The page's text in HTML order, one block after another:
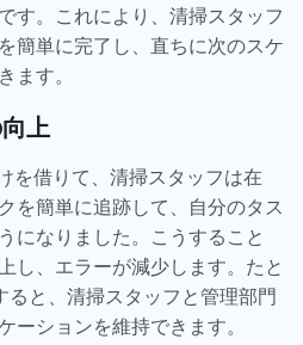
す。これにより、清掃スタッフ
簡単に完了し、直ちに次のスケ
ます。
上
を借りて、清掃スタッフは在
を簡単に追跡して、自分のタス
になりました。こうすること
し、エラーが減少します。たと
ると、清掃スタッフと管理部門
ーションを維持できます。